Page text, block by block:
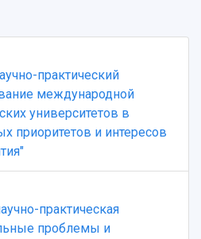
практический
международной
университетов в
приоритетов и интересов
практическая
проблемы и